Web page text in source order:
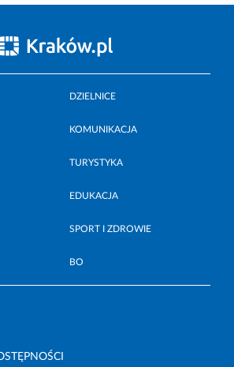
DZIELNICE
KOMUNIKACJA
TURYSTYKA
EDUKACJA
SPORT I ZDROWIE
BO